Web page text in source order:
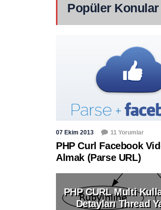
Popüler Konular
07 Ekim 2013 11 Yorumlar
PHP Curl Facebook
Almak (Parse URL)
PHP CURL Multi
Detayları Thread